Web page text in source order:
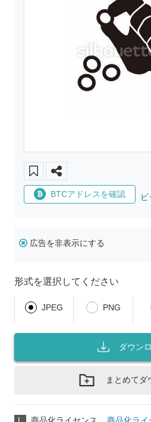
BTCアドレスを確認
広告を非表示にする
形式を選択してください
JPEG PNG
ダウン
まとめてダ